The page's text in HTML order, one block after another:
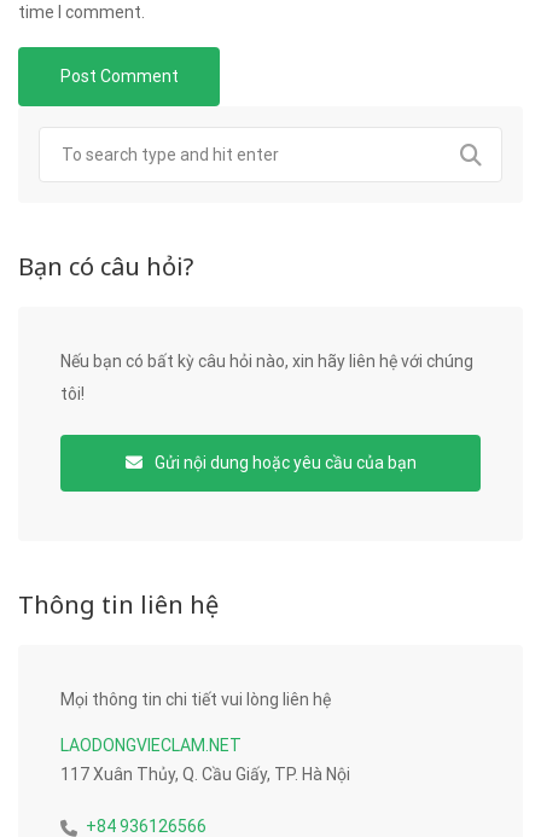
time I comment.
Bạn có câu hỏi?
Nếu bạn có bất kỳ câu hỏi nào, xin hãy liên hệ với chúng
tôi!
Gửi nội dung hoặc yêu cầu của bạn
Thông tin liên hệ
Mọi thông tin chi tiết vui lòng liên hệ
LAODONGVIECLAM.NET
117 Xuân Thủy, Q. Cầu Giấy, TP. Hà Nội
+84 936126566